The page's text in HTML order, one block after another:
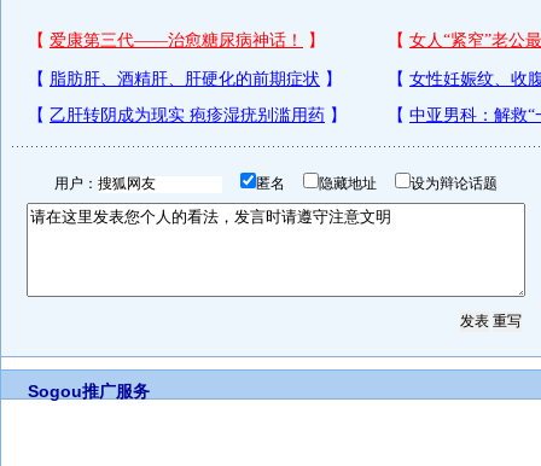
用户： 匿名 隐藏地址 设为辩论话题
Sogou推广服务